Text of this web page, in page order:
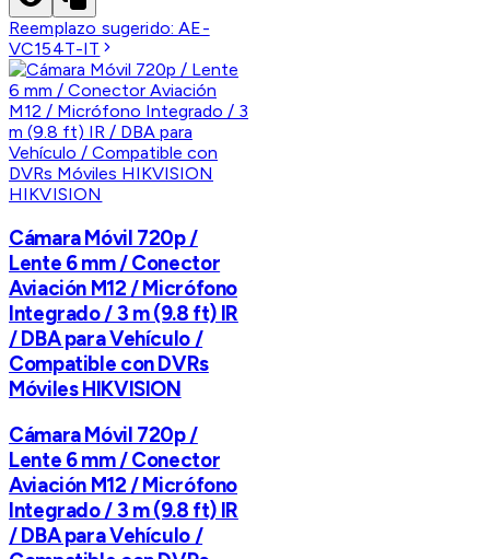
Reemplazo sugerido:AE-
VC154T-IT
HIKVISION
Cámara Móvil 720p /
Lente 6 mm / Conector
Aviación M12 / Micrófono
Integrado / 3 m (9.8 ft) IR
/ DBA para Vehículo /
Compatible con DVRs
Móviles HIKVISION
Cámara Móvil 720p /
Lente 6 mm / Conector
Aviación M12 / Micrófono
Integrado / 3 m (9.8 ft) IR
/ DBA para Vehículo /